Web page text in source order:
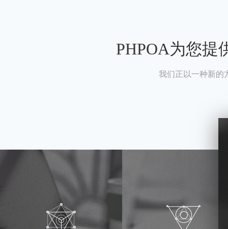
PHPOA为您提
我们正以一种新的